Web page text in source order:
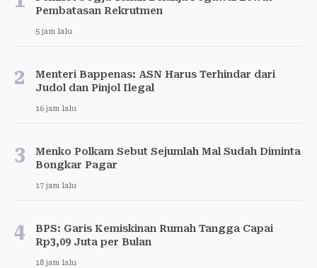
Pembatasan Rekrutmen
5 jam lalu
2
Menteri Bappenas: ASN Harus Terhindar dari
Judol dan Pinjol Ilegal
16 jam lalu
3
Menko Polkam Sebut Sejumlah Mal Sudah Diminta
Bongkar Pagar
17 jam lalu
4
BPS: Garis Kemiskinan Rumah Tangga Capai
Rp3,09 Juta per Bulan
18 jam lalu